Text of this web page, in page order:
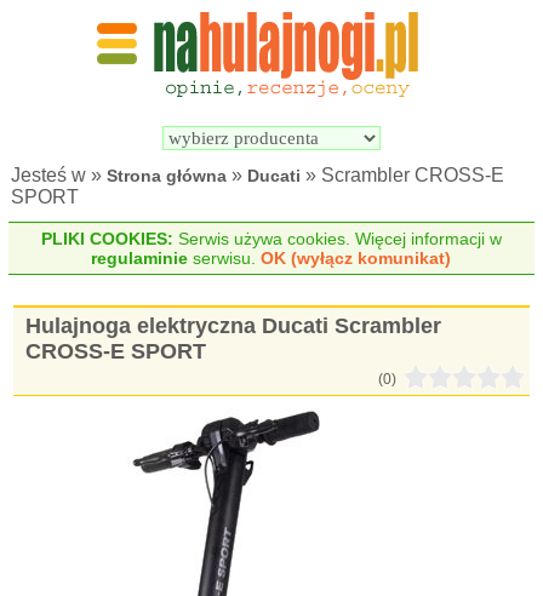
Wyszukiwarka
elektrycznych
Jesteś w »Strona główna » Ducati » Scrambler CROSS-E
SPORT
PLIKI COOKIES: Serwis używa cookies. Więcej informacji w
regulaminie serwisu.OK (wyłącz komunikat)
Hulajnoga elektryczna Ducati Scrambler
CROSS-E SPORT
(0)